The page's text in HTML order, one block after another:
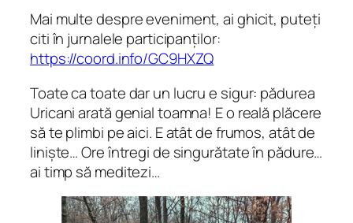
Mai multe despre eveniment, ai ghicit, puteți
citi în jurnalele participanților:
https://coord.info/GC9HXZQ
Toate ca toate dar un lucru e sigur: pădurea
Uricani arată genial toamna! E o reală plăcere
să te plimbi pe aici. E atât de frumos, atât de
liniște… Ore întregi de singurătate în pădure…
ai timp să meditezi…